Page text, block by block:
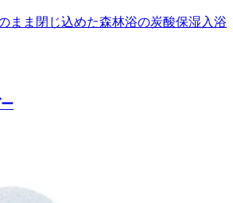
まま閉じ込めた森林浴の炭酸保湿入浴